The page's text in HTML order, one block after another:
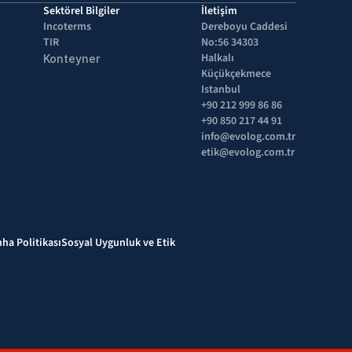
Sektörel Bilgiler
Incoterms
TIR
Konteyner
İletişim
Dereboyu Caddesi
No:56 34303
Halkalı
Küçükçekmece
Istanbul
+90 212 999 86 86
+90 850 217 44 91
info@evolog.com.tr
etik@evolog.com.tr
PolitikasıSosyal Uygunluk ve Etik